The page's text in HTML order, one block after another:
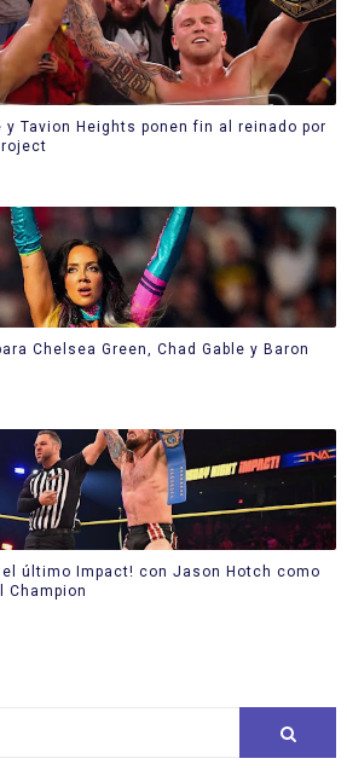
y Tavion Heights ponen fin al reinado por
Chelsea Green, Chad Gable y Baron
último Impact! con Jason Hotch como
Champion